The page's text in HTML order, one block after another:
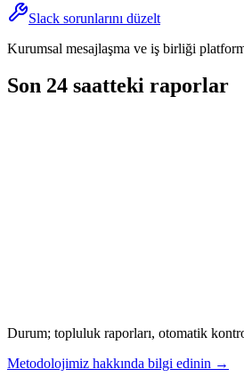
Slack sorunlarını düzelt
Kurumsal mesajlaşma ve iş birliği
Son 24 saatteki raporlar
Durum; topluluk raporları, otomatik
Metodolojimiz hakkında bilgi edinin →